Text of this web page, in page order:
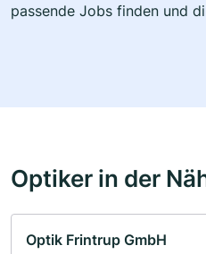
passende Jobs finden und
Optiker in der
Optik Frintrup GmbH